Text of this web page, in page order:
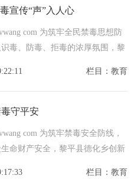
宣传“声”入人心
com 为筑牢全民禁毒思想防
毒、防毒、拒毒的浓厚氛围，黎
栏目：教育
守平安
com 为筑牢禁毒安全防线，
命财产安全，黎平县德化乡创新
栏目：教育